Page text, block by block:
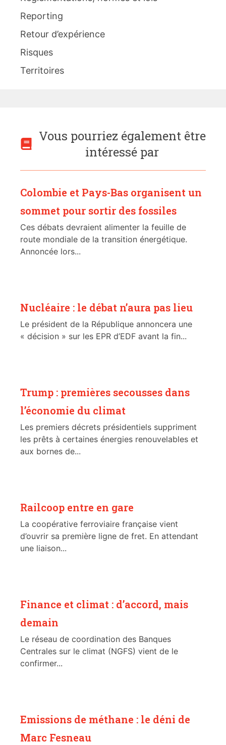
Reporting
Retour d’expérience
Risques
Territoires
Vous pourriez également être
intéressé par
Colombie et Pays-Bas organisent un
sommet pour sortir des fossiles
Ces débats devraient alimenter la feuille de
route mondiale de la transition énergétique.
Annoncée lors...
Nucléaire : le débat n’aura pas lieu
Le président de la République annoncera une
« décision » sur les EPR d’EDF avant la fin...
Trump : premières secousses dans
l’économie du climat
Les premiers décrets présidentiels suppriment
les prêts à certaines énergies renouvelables et
aux bornes de...
Railcoop entre en gare
La coopérative ferroviaire française vient
d’ouvrir sa première ligne de fret. En attendant
une liaison...
Finance et climat : d’accord, mais
demain
Le réseau de coordination des Banques
Centrales sur le climat (NGFS) vient de le
confirmer...
Emissions de méthane : le déni de
Marc Fesneau